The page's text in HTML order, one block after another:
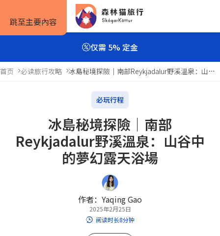
跳至主要內容
旅行团套餐
旅游景点
住宿预订
仅需 5% 定金
首页 必读旅行攻略 冰島秘境探險｜南部Reykjadalur野溪溫泉：山谷中的夢幻露天浴場
必玩行程
冰島秘境探險｜南部
Reykjadalur野溪溫泉：山谷中
的夢幻露天浴場
阅读时长8分钟
作者：Yaqing Gao
2025年2月25日